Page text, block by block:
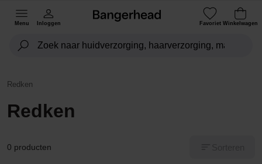
Menu Inloggen Favoriet Winkelwagen
Redken
Redken
0 producten